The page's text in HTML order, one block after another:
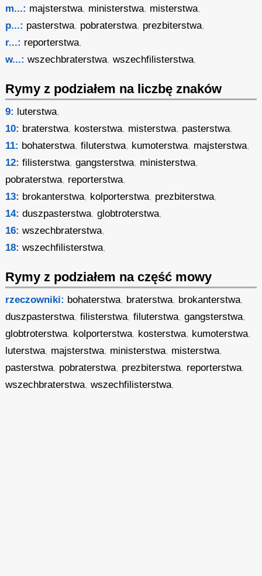
m...: majsterstwa, ministerstwa, misterstwa,
p...: pasterstwa, pobraterstwa, prezbiterstwa,
r...: reporterstwa,
w...: wszechbraterstwa,wszechfilisterstwa,
Rymy z podziałem na liczbę znaków
9: luterstwa,
10: braterstwa, kosterstwa, misterstwa, pasterstwa,
11: bohaterstwa,filuterstwa, kumoterstwa, majsterstwa,
12: filisterstwa,gangsterstwa, ministerstwa,
pobraterstwa, reporterstwa,
13: brokanterstwa, kolporterstwa, prezbiterstwa,
14: duszpasterstwa,globtroterstwa,
16: wszechbraterstwa,
18: wszechfilisterstwa,
Rymy z podziałem na część mowy
rzeczowniki: bohaterstwa, braterstwa, brokanterstwa,
duszpasterstwa,filisterstwa,filuterstwa,gangsterstwa,
globtroterstwa, kolporterstwa, kosterstwa, kumoterstwa,
luterstwa, majsterstwa, ministerstwa, misterstwa,
pasterstwa, pobraterstwa, prezbiterstwa, reporterstwa,
wszechbraterstwa,wszechfilisterstwa,